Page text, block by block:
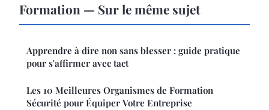
Formation — Sur le même sujet
Apprendre à dire non sans blesser : guide pratique
pour s'affirmer avec tact
Les 10 Meilleures Organismes de Formation
Sécurité pour Équiper Votre Entreprise